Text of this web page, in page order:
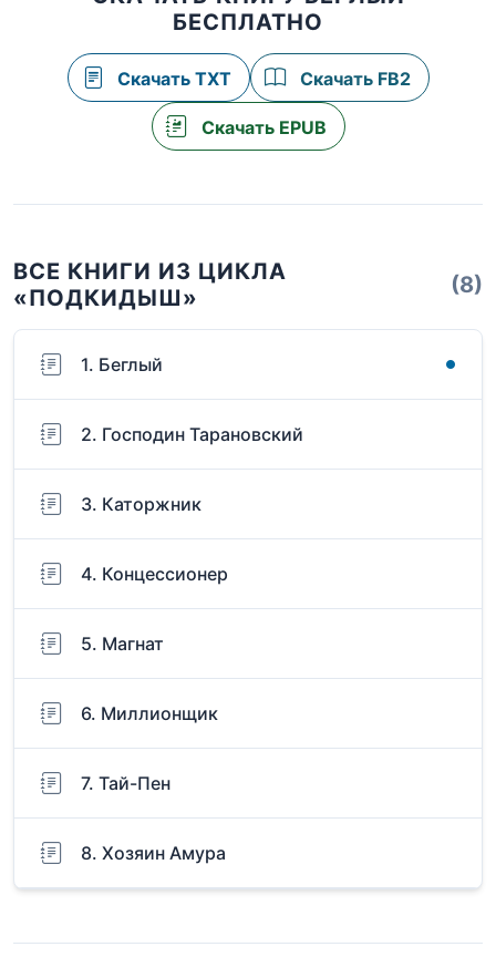
БЕСПЛАТНО
Скачать TXT Скачать FB2
Скачать EPUB
ВСЕ КНИГИ ИЗ ЦИКЛА
«ПОДКИДЫШ»
(8)
1. Беглый
2. Господин Тарановский
3. Каторжник
4. Концессионер
5. Магнат
6. Миллионщик
7. Тай-Пен
8. Хозяин Амура